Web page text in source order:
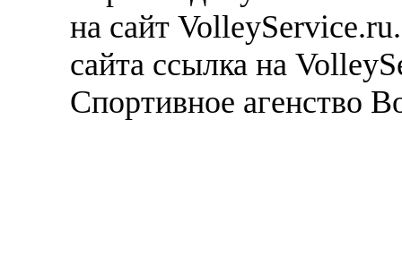
на сайт
сайта ссылка на
Спортивное агенство